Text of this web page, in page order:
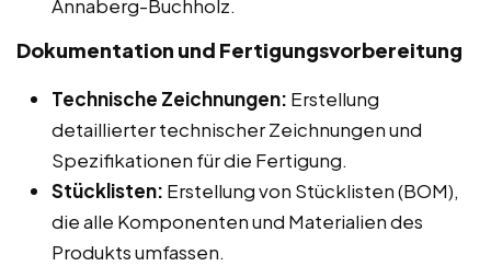
Annaberg-Buchholz.
Dokumentation und Fertigungsvorbereitung
Technische Zeichnungen: Erstellung
detaillierter technischer Zeichnungen und
Spezifikationen für die Fertigung.
Stücklisten: Erstellung von Stücklisten (BOM),
die alle Komponenten und Materialien des
Produkts umfassen.